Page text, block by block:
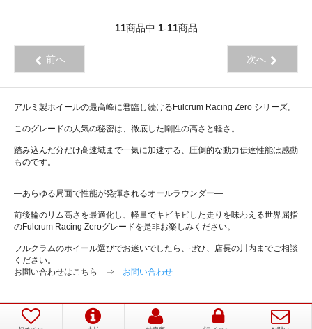
11商品中 1-11商品
前へ 次へ
アルミ製ホイールの最高峰に君臨し続けるFulcrum Racing Zero シリーズ。
このグレードの人気の秘密は、徹底した剛性の高さと軽さ。
踏み込んだ分だけ高速域まで一気に加速する、圧倒的な動力伝達性能は感動
ものです。
―あらゆる局面で性能が発揮されるオールラウンダー―
前後輪のリム高さを最適化し、軽量でキビキビした走りを味わえる世界屈指
のFulcrum Racing Zeroグレードを是非お楽しみください。
フルクラムのホイール選びでお迷いでしたら、ぜひ、店長の川内までご相談
ください。
お問い合わせはこちら ⇒ お問い合わせ